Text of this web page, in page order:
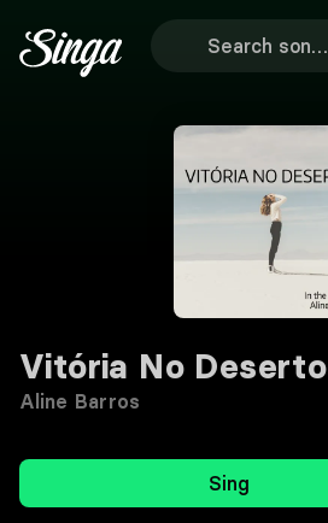
Vitória No Deserto
Aline Barros
Sing